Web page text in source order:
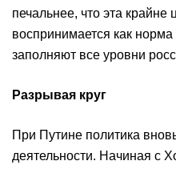
печальнее, что эта
воспринимается как
заполняют все уровни
Разрывая круг
При Путине политика
деятельности. Начиная с